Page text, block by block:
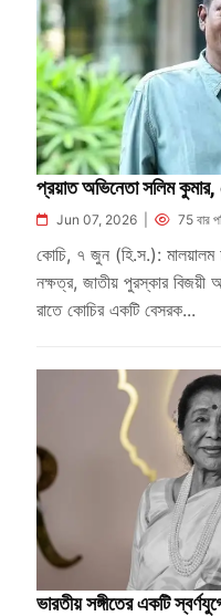
প্রয়াত অভিনেতা সলিম
Jun 07, 2026 | 75 বার
কোচি, ৭ জুন (হি.স.):
নক্ষত্র, জাতীয় পুরস্কার বিজয়ী
রাতে কোচির একটি বেসরক...
ভারতীয় সঙ্গীতের একটি